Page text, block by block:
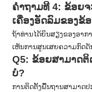
ຄໍາຖາມທີ 4: ຂ້ອຍ
ເຄື່ອງອັດລົມຂອງຂ້
ຖ້າທ່ານໄດ້ຍິນສຽງຂອງອາກ
ເຫັນການສູນເສຍຄວາມກົດດັ
Q5: ຂ້ອຍສາມາດຕິ
ບໍ?
ການຕິດຕັ້ງພື້ນຖານສາມາດ